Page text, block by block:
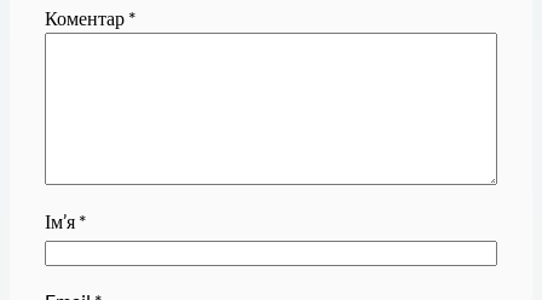
Коментар *
Ім’я *